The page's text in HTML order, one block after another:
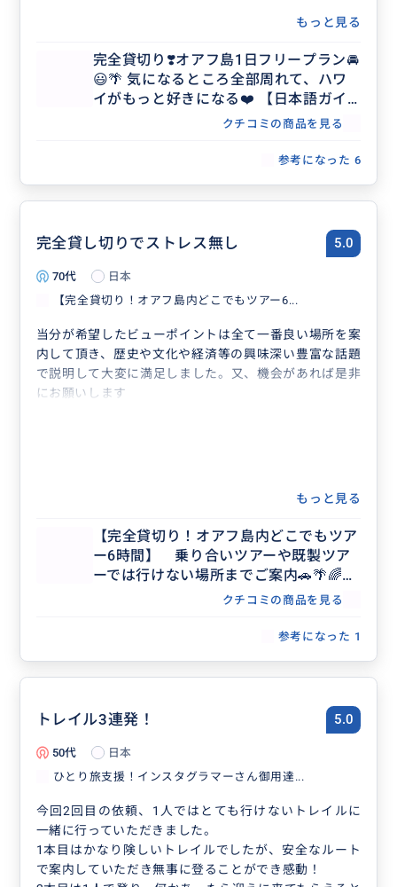
もっと見る
完全貸切り❣️オアフ島1日フリープラン🚘
😃🌴 気になるところ全部周れて、ハワ
イがもっと好きになる❤️ 【日本語ガイ
ド／貸切／3名まで同額】クチコミの商品を見る
参考になった 6
完全貸し切りでストレス無し 5.0
70代
日本
【完全貸切り！オアフ島内どこでもツアー6...
当分が希望したビューポイントは全て一番良い場所を案
内して頂き、歴史や文化や経済等の興味深い豊富な話題
で説明して大変に満足しました。又、機会があれば是非
にお願いします
もっと見る
【完全貸切り！オアフ島内どこでもツア
ー6時間】 乗り合いツアーや既製ツア
ーでは行けない場所までご案内🚗🌴🌈
【日本語ガイド／貸切／3名まで同額】
クチコミの商品を見る
参考になった 1
トレイル3連発！ 5.0
50代
日本
ひとり旅支援！インスタグラマーさん御用達...
今回2回目の依頼、1人ではとても行けないトレイルに
一緒に行っていただきました。
1本目はかなり険しいトレイルでしたが、安全なルート
で案内していただき無事に登ることができ感動！